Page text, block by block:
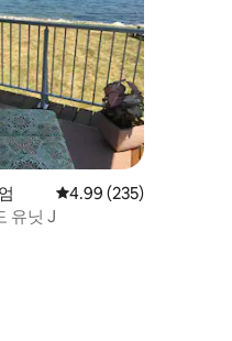
평점 4.99점(5점 만점),
4.99 (235)
유닛 J